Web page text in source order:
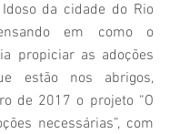
da cidade do Rio
em como o
propiciar as adoções
estão nos abrigos,
de 2017 o projeto “O
necessárias”, com